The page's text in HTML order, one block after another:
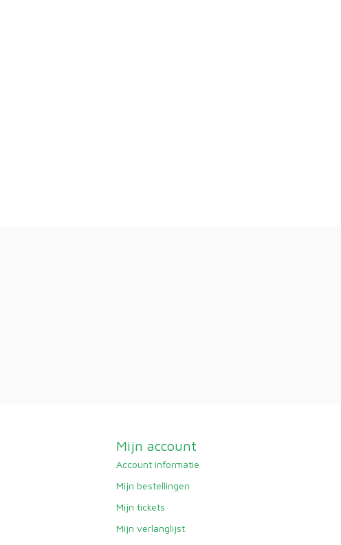
Mijn account
Account informatie
Mijn bestellingen
Mijn tickets
Mijn verlanglijst